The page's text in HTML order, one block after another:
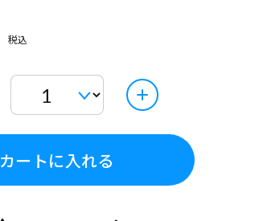
税込
カートに入れる